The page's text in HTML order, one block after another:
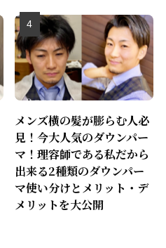
メンズ横の髪が膨らむ人必
見！今大人気のダウンパー
マ！理容師である私だから
出来る2種類のダウンパー
マ使い分けとメリット・デ
メリットを大公開